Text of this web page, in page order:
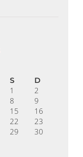
S D
1
2
8
9
15
16
22
23
29
30